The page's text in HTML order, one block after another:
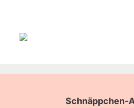
Schnäppchen-